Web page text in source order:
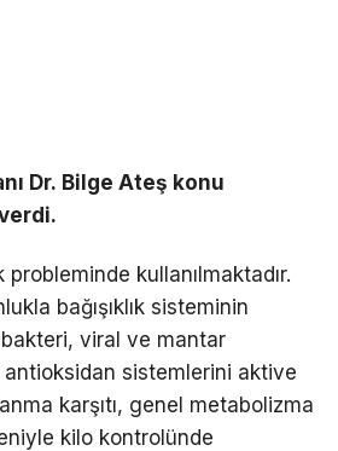
Dr. Bilge Ateş konu
probleminde kullanılmaktadır.
bağışıklık sisteminin
viral ve mantar
antioksidan sistemlerini aktive
karşıtı, genel metabolizma
kilo kontrolünde